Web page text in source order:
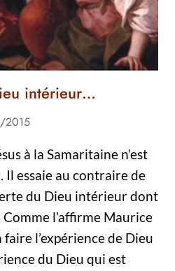
intérieur…
2015
à la Samaritaine n’est
essaie au contraire de
du Dieu intérieur dont
l’affirme Maurice
l’expérience de Dieu
du Dieu qui est